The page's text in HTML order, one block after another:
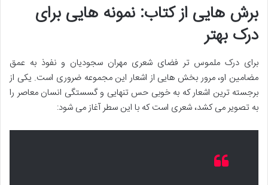
برش هایی از کتاب: نمونه هایی برای
درک بهتر
برای درک ملموس تر فضای شعری مهران سجودیان و نفوذ به عمق
مضامین او، مرور بخش هایی از اشعار این مجموعه ضروری است. یکی از
برجسته ترین اشعار که به خوبی حس تنهایی و گسستگی انسان معاصر را
به تصویر می کشد، شعری است که با این سطر آغاز می شود: